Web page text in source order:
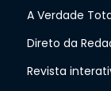
A Verdade
Direto da
Revista